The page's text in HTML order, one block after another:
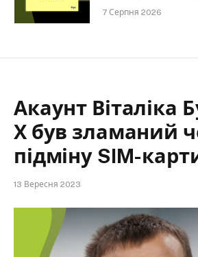
7 Серпня 2026
Акаунт Віталіка
Х був зламаний
підміну SIM-
13 Вересня 2023